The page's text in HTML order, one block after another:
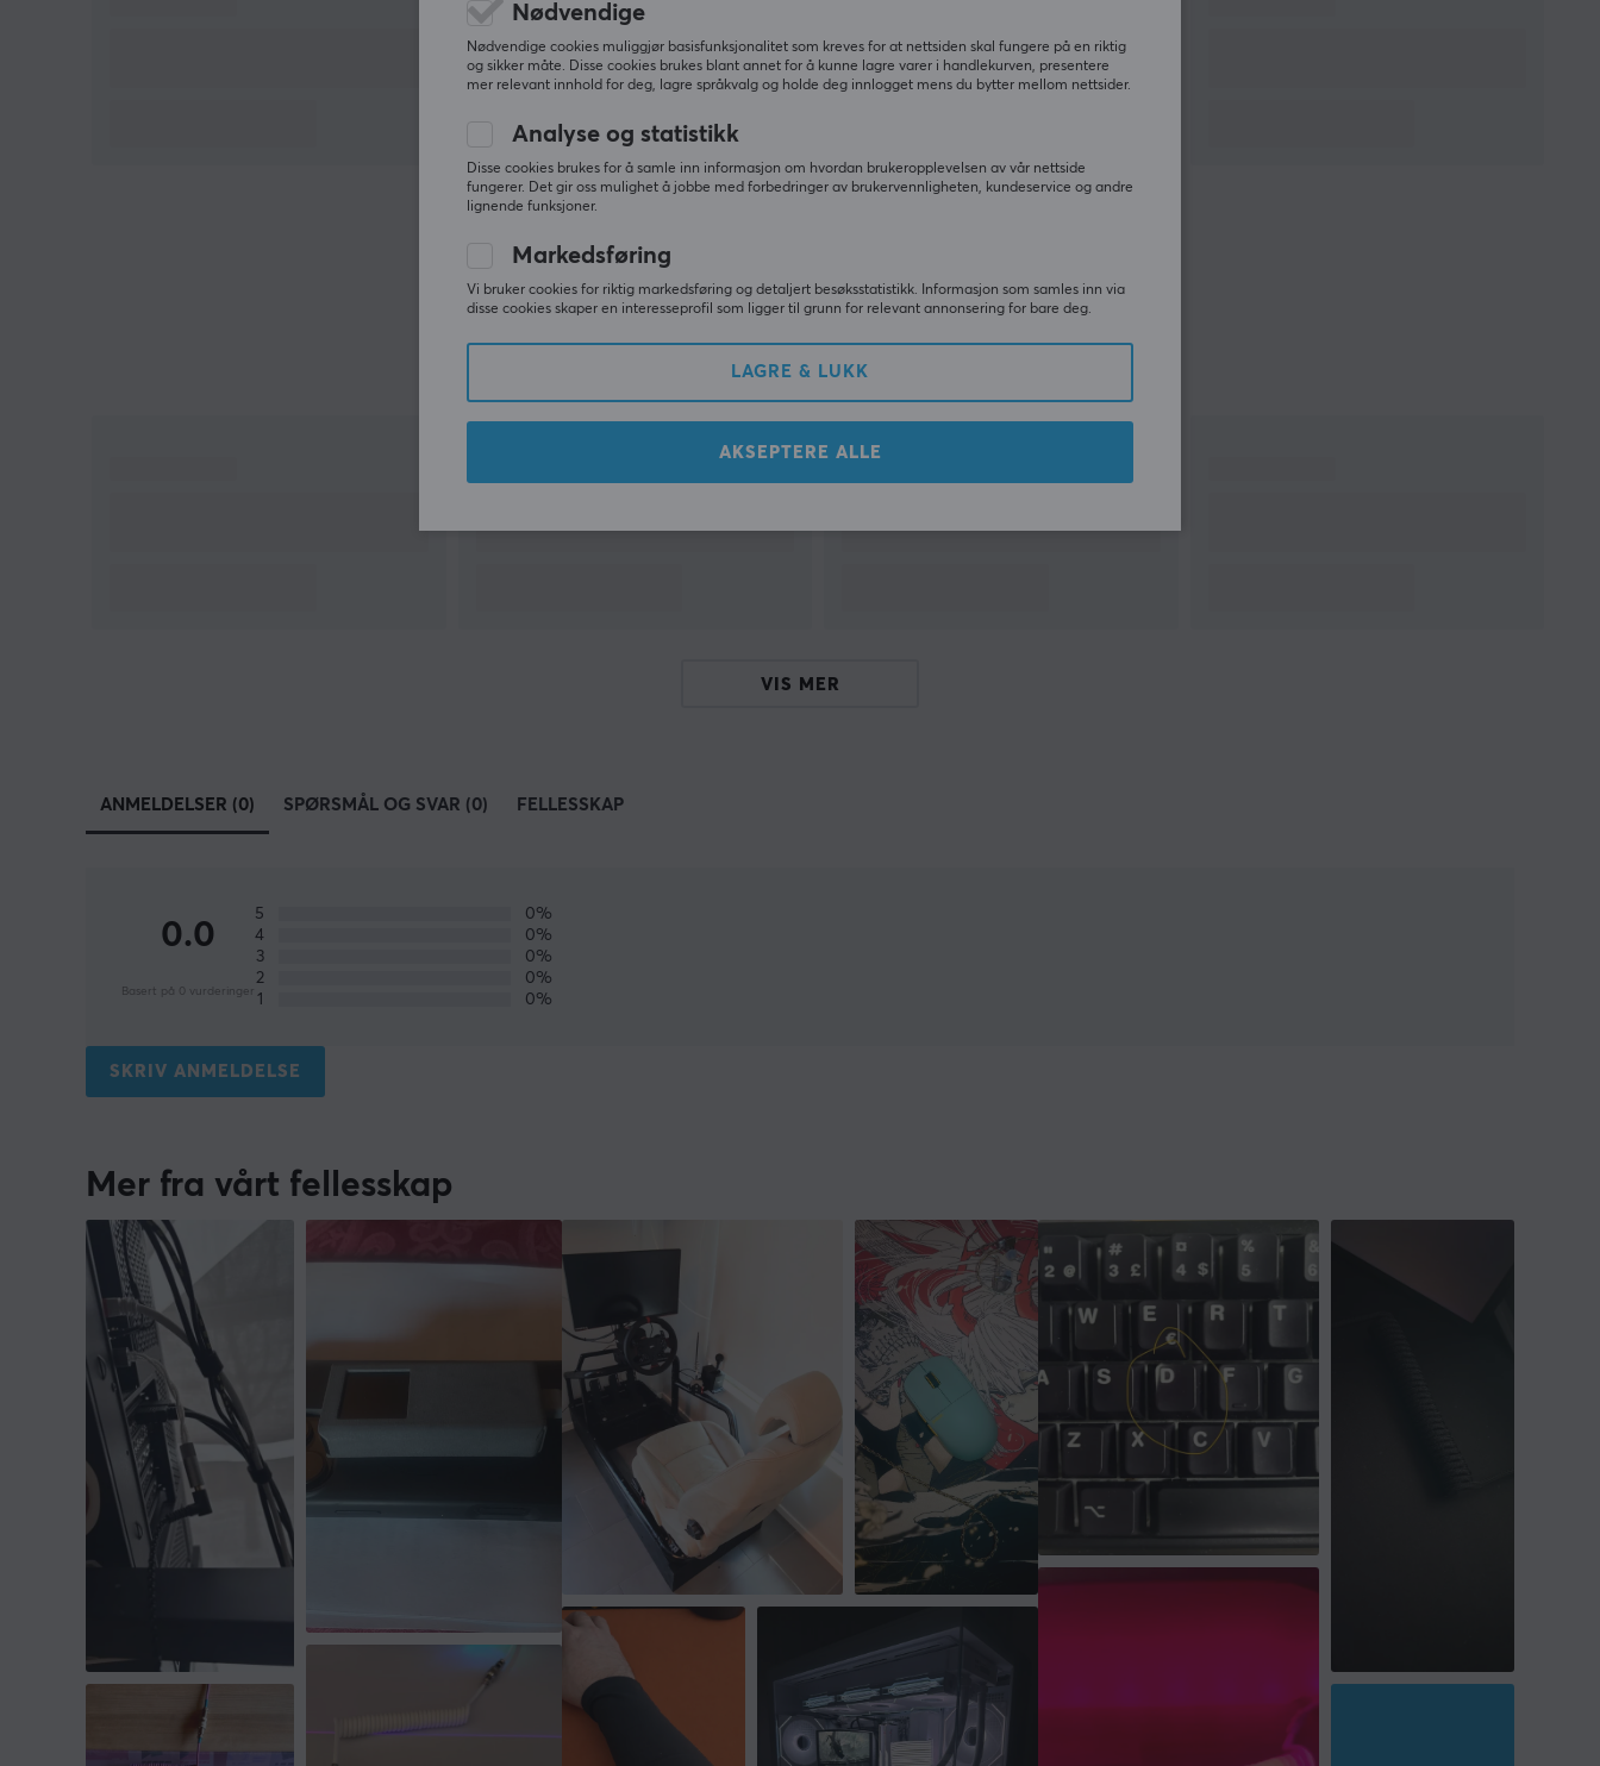
Andre så også
VIS MER
ANMELDELSER (0) SPØRSMÅL OG SVAR (0) FELLESSKAP
0.0
Basert på 0 vurderinger
5
0%
4
0%
3
0%
2
0%
1
0%
SKRIV ANMELDELSE
Mer fra vårt fellesskap
Nødvendige
Nødvendige cookies muliggjør basisfunksjonalitet som kreves for at nettsiden skal fungere på en riktig
og sikker måte. Disse cookies brukes blant annet for å kunne lagre varer i handlekurven, presentere
mer relevant innhold for deg, lagre språkvalg og holde deg innlogget mens du bytter mellom nettsider.
Analyse og statistikk
Disse cookies brukes for å samle inn informasjon om hvordan brukeropplevelsen av vår nettside
fungerer. Det gir oss mulighet å jobbe med forbedringer av brukervennligheten, kundeservice og andre
lignende funksjoner.
Markedsføring
Vi bruker cookies for riktig markedsføring og detaljert besøksstatistikk. Informasjon som samles inn via
disse cookies skaper en interesseprofil som ligger til grunn for relevant annonsering for bare deg.
LAGRE & LUKK
AKSEPTERE ALLE